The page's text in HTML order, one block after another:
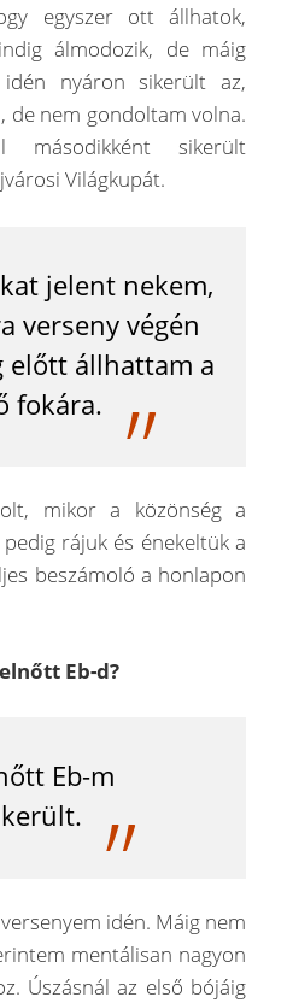
egyszer ott állhatok,
álmodozik, de máig
idén nyáron sikerült az,
nem gondoltam volna.
másodikként sikerült
Világkupát.
jelent nekem,
verseny végén
előtt állhattam a
fokára.
mikor a közönség a
rájuk és énekeltük a
beszámoló a honlapon
Eb-d?
Eb-m
idén. Máig nem
mentálisan nagyon
Úszásnál az első bójáig